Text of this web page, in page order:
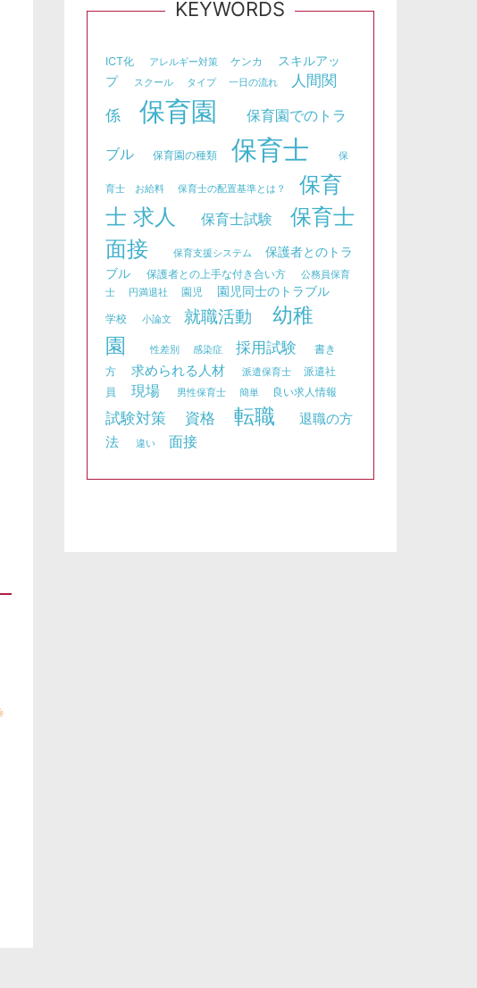
KEYWORDS
ICT化 アレルギー対策 ケンカ
スキルアッ
プ
スクール タイプ 一日の流れ
人間関
係
保育園 保育園でのトラ
ブル 保育園の種類 保育士 保
育士 お給料 保育士の配置基準とは？
保育
士 求人
保育士試験
保育士
面接
保育支援システム
保護者とのトラ
ブル
保護者との上手な付き合い方
公務員保育
士
円満退社 園児 園児同士のトラブル
学校 小論文 就職活動
幼稚
園
性差別 感染症 採用試験
書き
方
求められる人材 派遣保育士
派遣社
員
現場 男性保育士 簡単 良い求人情報
試験対策 資格 転職
退職の方
法
違い 面接